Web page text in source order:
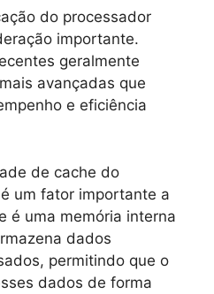
do processador
importante.
geralmente
avançadas que
e eficiência
de cache do
um fator importante a
é uma memória interna
dados
permitindo que o
dados de forma